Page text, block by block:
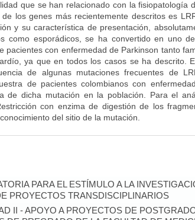
que se han relacionado con la fisiopatología
los genes más recientemente descritos es
y su característica de presentación,
como esporádicos, se ha convertido en uno
pacientes con enfermedad de Parkinson tanto
ya que en todos los casos se ha descrito.
de algunas mutaciones frecuentes de
de pacientes colombianos con
de dicha mutación en la población. Para el
con enzima de digestión de los
del sitio de la mutación.
PARA EL ESTÍMULO A LA
PROYECTOS TRANSDISCIPLINARIOS
II - APOYO A PROYECTOS DE